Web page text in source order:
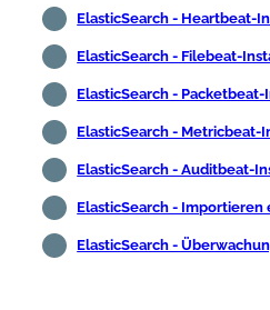
ElasticSearch - Heartbeat-
ElasticSearch - Filebeat-
ElasticSearch -
ElasticSearch - Metricbeat-
ElasticSearch - Auditbeat-
ElasticSearch - Importieren
ElasticSearch -